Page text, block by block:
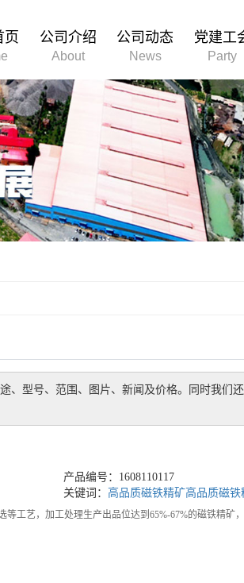
页 公司介绍
About
公司动态
News
党建工
Party
途、型号、范围、图片、新闻及价格。同时我们
产品编号：1608110117
关键词： 高品质磁铁精矿高品质磁铁
工艺，加工处理生产出品位达到65%-67%的磁铁精矿